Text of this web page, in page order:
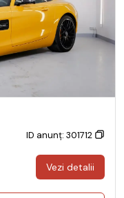
ID anunț: 301712
Vezi detalii